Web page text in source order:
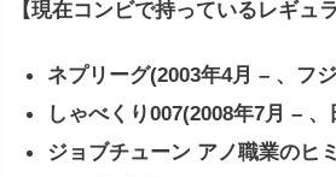
【現在コンビで持っているレギュ
ネプリーグ(2003年4月 – 、フ
しゃべくり007(2008年7月 –
ジョブチューン アノ職業のヒ